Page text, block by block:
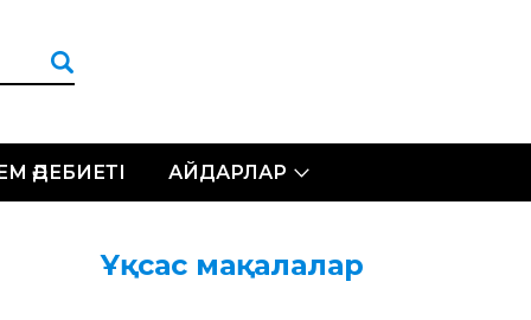
ӘДЕБИЕТІ АЙДАРЛАР
Ұқсас мақалалар